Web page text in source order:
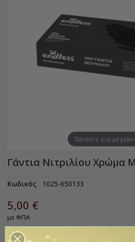
Πατήστε για
Γάντια Νιτριλίου Χρώμα
Κωδικός 1025-650133
5,00 €
με ΦΠΑ